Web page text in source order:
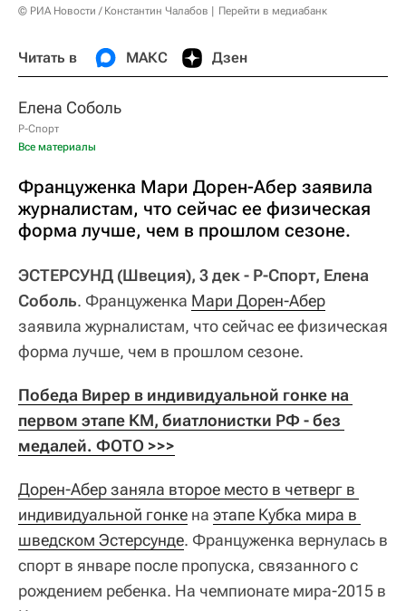
© РИА Новости / Константин Чалабов Перейти в медиабанк
Читать в МАКС Дзен
Елена Соболь
Р-Спорт
Все материалы
Француженка Мари Дорен-Абер заявила
журналистам, что сейчас ее физическая
форма лучше, чем в прошлом сезоне.
ЭСТЕРСУНД (Швеция), 3 дек - Р-Спорт, Елена
Соболь. Француженка Мари Дорен-Абер
заявила журналистам, что сейчас ее физическая
форма лучше, чем в прошлом сезоне.
Победа Вирер в индивидуальной гонке на
первом этапе КМ, биатлонистки РФ - без
медалей. ФОТО >>>
Дорен-Абер заняла второе место в четверг в
индивидуальной гонке на этапе Кубка мира в
шведском Эстерсунде. Француженка вернулась в
спорт в январе после пропуска, связанного с
рождением ребенка. На чемпионате мира-2015 в